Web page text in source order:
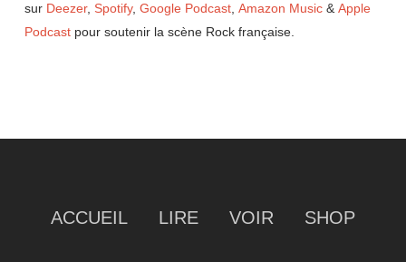
sur Deezer, Spotify, Google Podcast, Amazon Music& Apple
Podcastpour soutenir la scène Rock française.
ACCUEIL LIRE VOIR SHOP